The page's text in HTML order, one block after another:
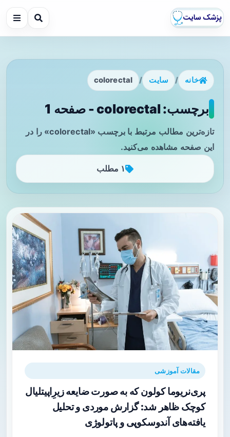
خانه / سایت /
colorectal
برچسب: colorectal - صفحه 1
تازه‌ترین مطالب مرتبط با برچسب «colorectal» را در
این صفحه مشاهده می‌کنید.
۱ مطلب
مقالات آموزشی
پری‌نریوما کولون که به صورت ضایعه زیرِ‌اپیتلیال
کوچک ظاهر شد: گزارش موردی و تحلیل
یافته‌های آندوسکوپی و پاتولوژی